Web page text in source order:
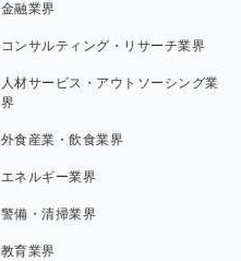
金融業界
コンサルティング・リサーチ業界
人材サービス・アウトソーシング業
界
外食産業・飲食業界
エネルギー業界
警備・清掃業界
教育業界